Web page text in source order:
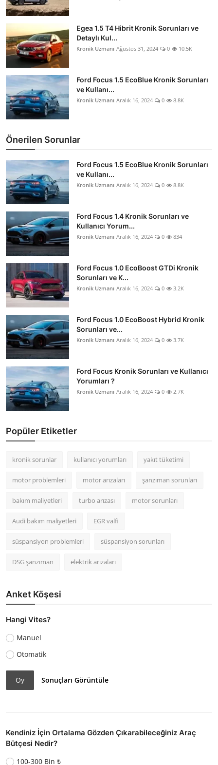
Egea 1.5 T4 Hibrit Kronik Sorunları ve
Detaylı Kul...
Kronik Uzmanı Ağustos 31, 2024 0 10.5K
Ford Focus 1.5 EcoBlue Kronik Sorunları
ve Kullanı...
Kronik Uzmanı Aralık 16, 2024 0 8.8K
Önerilen Sorunlar
Ford Focus 1.5 EcoBlue Kronik Sorunları
ve Kullanı...
Kronik Uzmanı Aralık 16, 2024 0 8.8K
Ford Focus 1.4 Kronik Sorunları ve
Kullanıcı Yorum...
Kronik Uzmanı Aralık 16, 2024 0 834
Ford Focus 1.0 EcoBoost GTDi Kronik
Sorunları ve K...
Kronik Uzmanı Aralık 16, 2024 0 3.2K
Ford Focus 1.0 EcoBoost Hybrid Kronik
Sorunları ve...
Kronik Uzmanı Aralık 16, 2024 0 3.7K
Ford Focus Kronik Sorunları ve Kullanıcı
Yorumları ?
Kronik Uzmanı Aralık 16, 2024 0 2.7K
Popüler Etiketler
kronik sorunlar kullanıcı yorumları yakıt tüketimi
motor problemleri motor arızaları şanzıman sorunları
bakım maliyetleri turbo arızası motor sorunları
Audi bakım maliyetleri EGR valfi
süspansiyon problemleri süspansiyon sorunları
DSG şanzıman elektrik arızaları
Anket Köşesi
Hangi Vites?
Manuel
Otomatik
Oy Sonuçları Görüntüle
Kendiniz İçin Ortalama Gözden Çıkarabileceğiniz Araç
Bütçesi Nedir?
100-300 Bin ₺